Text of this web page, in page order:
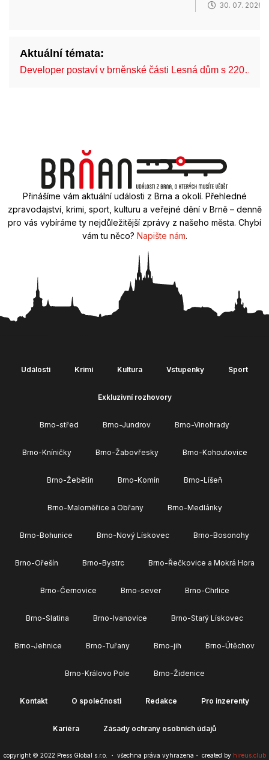
30. 07. 2026
Aktuální témata:
Developer postaví v brněnské části Lesná dům s 220…
Přinášíme vám aktuální události z Brna a okolí. Přehledné
zpravodajství, krimi, sport, kulturu a veřejné dění v Brně – denně
pro vás vybíráme ty nejdůležitější zprávy z našeho města. Chybí
vám tu něco? Napište nám.
Události Krimi Kultura Vstupenky Sport
Exkluzivní rozhovory
Brno-střed Brno-Jundrov Brno-Vinohrady
Brno-Kníničky Brno-Žabovřesky Brno-Kohoutovice
Brno-Žebětín Brno-Komín Brno-Líšeň
Brno-Maloměřice a Obřany Brno-Medlánky
Brno-Bohunice Brno-Nový Lískovec Brno-Bosonohy
Brno-Ořešín Brno-Bystrc Brno-Řečkovice a Mokrá Hora
Brno-Černovice Brno-sever Brno-Chrlice
Brno-Slatina Brno-Ivanovice Brno-Starý Lískovec
Brno-Jehnice Brno-Tuřany Brno-jih Brno-Útěchov
Brno-Královo Pole Brno-Židenice
Kontakt O společnosti Redakce Pro inzerenty
Kariéra Zásady ochrany osobních údajů
copyright © 2022 Press Global s.r.o. ・ všechna práva vyhrazena・ created by hireus.club